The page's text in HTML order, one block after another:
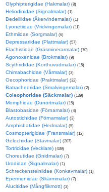
Glyphipterigidae (Hakmalar) (8)
Heliodinidae (Signalmalar) (1)
Bedelliidae (Åkervindemalar) (1)
Lyonetiidae (Vridvingemalar) (11)
Ethmiidae (Sorgmalar) (6)
Depressariidae (Plattmalar) (57)
Elachistidae (Gräsminerarmalar) (70)
Agonoxenidae (Brokmalar) (9)
Scythrididae (Korthuvudmalar) (15)
Chimabachidae (Vårmalar) (3)
Oecophoridae (Praktmalar) (32)
Batrachedridae (Smalvingemalar) (2)
Coleophoridae (Säckmalar) (139)
Momphidae (Dunörtmalar) (15)
Blastobasidae (Förnamalar) (4)
Autostichidae (Förnamalar) (3)
Amphisbatidae (Hedmalar) (5)
Cosmopterigidae (Fransmalar) (12)
Gelechiidae (Stävmalar) (207)
Tortricidae (Vecklare) (439)
Choreutidae (Gnidmalar) (7)
Urodidae (Signalmalar) (1)
Schreckensteiniidae (Konkavmalar) (1)
Epermeniidae (Skärmmalar) (7)
Alucitidae (Mångflikmott) (3)